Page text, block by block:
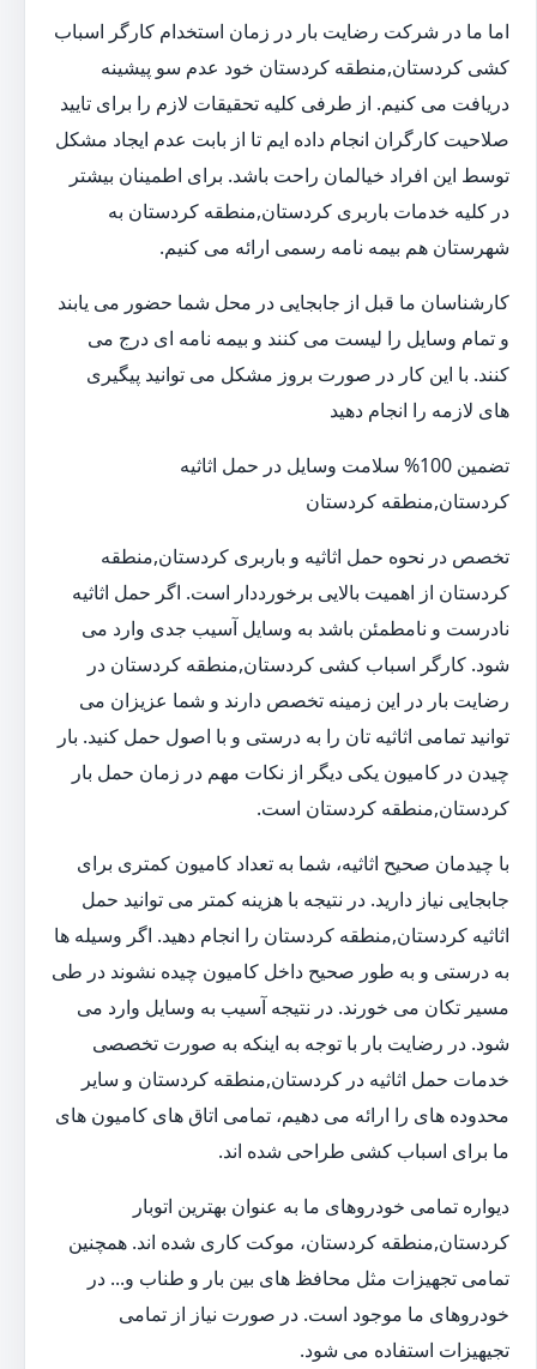
اما ما در شرکت رضایت بار در زمان استخدام کارگر اسباب
کشی کردستان,منطقه کردستان خود عدم سو پیشینه
دریافت می کنیم. از طرفی کلیه تحقیقات لازم را برای تایید
صلاحیت کارگران انجام داده ایم تا از بابت عدم ایجاد مشکل
توسط این افراد خیالمان راحت باشد. برای اطمینان بیشتر
در کلیه خدمات باربری کردستان,منطقه کردستان به
شهرستان هم بیمه نامه رسمی ارائه می کنیم.
کارشناسان ما قبل از جابجایی در محل شما حضور می یابند
و تمام وسایل را لیست می کنند و بیمه نامه ای درج می
کنند. با این کار در صورت بروز مشکل می توانید پیگیری
های لازمه را انجام دهید
تضمین 100% سلامت وسایل در حمل اثاثیه
کردستان,منطقه کردستان
تخصص در نحوه حمل اثاثیه و باربری کردستان,منطقه
کردستان از اهمیت بالایی برخورددار است. اگر حمل اثاثیه
نادرست و نامطمئن باشد به وسایل آسیب جدی وارد می
شود. کارگر اسباب کشی کردستان,منطقه کردستان در
رضایت بار در این زمینه تخصص دارند و شما عزیزان می
توانید تمامی اثاثیه تان را به درستی و با اصول حمل کنید. بار
چیدن در کامیون یکی دیگر از نکات مهم در زمان حمل بار
کردستان,منطقه کردستان است.
با چیدمان صحیح اثاثیه، شما به تعداد کامیون کمتری برای
جابجایی نیاز دارید. در نتیجه با هزینه کمتر می توانید حمل
اثاثیه کردستان,منطقه کردستان را انجام دهید. اگر وسیله ها
به درستی و به طور صحیح داخل کامیون چیده نشوند در طی
مسیر تکان می خورند. در نتیجه آسیب به وسایل وارد می
شود. در رضایت بار با توجه به اینکه به صورت تخصصی
خدمات حمل اثاثیه در کردستان,منطقه کردستان و سایر
محدوده های را ارائه می دهیم، تمامی اتاق های کامیون های
ما برای اسباب کشی طراحی شده اند.
دیواره تمامی خودروهای ما به عنوان بهترین اتوبار
کردستان,منطقه کردستان، موکت کاری شده اند. همچنین
تمامی تجهیزات مثل محافظ های بین بار و طناب و... در
خودروهای ما موجود است. در صورت نیاز از تمامی
تجیهیزات استفاده می شود.